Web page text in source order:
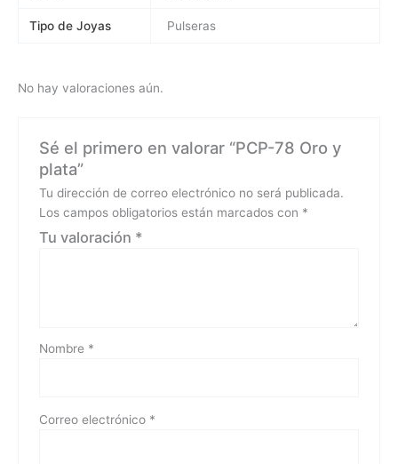
Tipo de Joyas Pulseras
No hay valoraciones aún.
Sé el primero en valorar “PCP-78 Oro y
plata”
Tu dirección de correo electrónico no será publicada.
Los campos obligatorios están marcados con *
Tu valoración *
Nombre *
Correo electrónico *